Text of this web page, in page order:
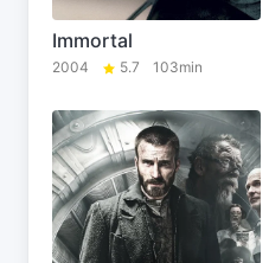
Immortal
2004 5.7 103min